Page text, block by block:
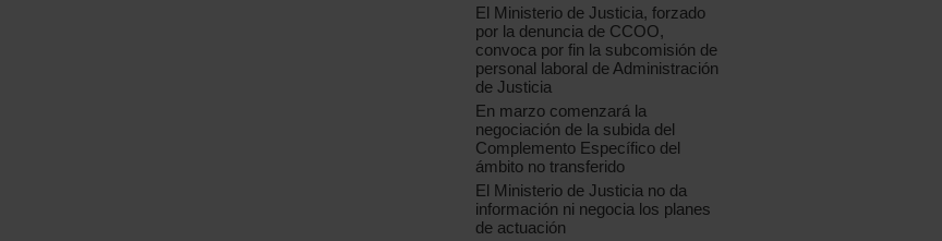
El Ministerio de Justicia, forzado
por la denuncia de CCOO,
convoca por fin la subcomisión de
personal laboral de Administración
de Justicia
En marzo comenzará la
negociación de la subida del
Complemento Específico del
ámbito no transferido
El Ministerio de Justicia no da
información ni negocia los planes
de actuación